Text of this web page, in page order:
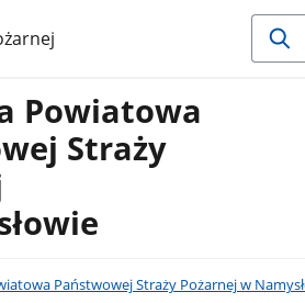
Powiatowa
Straży
Państwowej Straży Pożarnej w